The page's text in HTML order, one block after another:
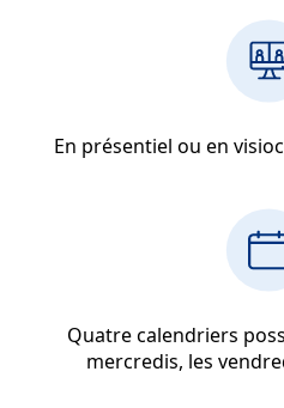
En présentiel ou en
Quatre calendriers
mercredis, les